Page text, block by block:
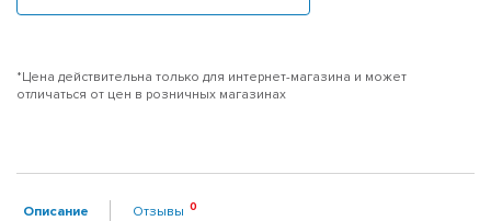
*Цена действительна только для интернет-магазина и может
отличаться от цен в розничных магазинах
Описание Отзывы